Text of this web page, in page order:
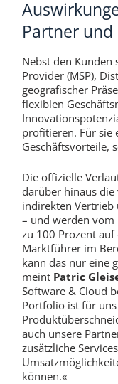
Partner
Nebst den Kunden
Provider (MSP),
geografischer
flexiblen
profitieren. Für sie
Geschäftsvorteile,
Die offizielle
darüber hinaus
indirekten Vertrieb
– und werden vom
zu 100 Prozent auf
Marktführer im
kann das nur eine
meint Patric
Software & Cloud
Portfolio ist für
auch unsere
zusätzliche
können.«